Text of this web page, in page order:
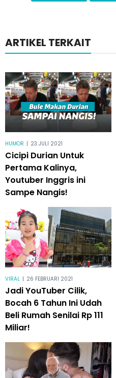
ARTIKEL TERKAIT
HUMOR | 23 JULI 2021
Cicipi Durian Untuk
Pertama Kalinya,
Youtuber Inggris ini
Sampe Nangis!
VIRAL | 26 FEBRUARI 2021
Jadi YouTuber Cilik,
Bocah 6 Tahun Ini Udah
Beli Rumah Senilai Rp 111
Miliar!